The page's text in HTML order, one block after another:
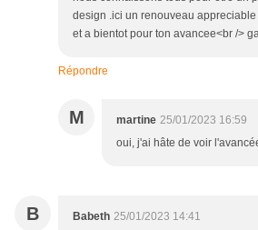
design .ici un renouveau
et a bientot pour ton avancee<br />
Répondre
M martine 25/01/2023 16:59
oui, j'ai hâte de voir
B Babeth 25/01/2023 14:41